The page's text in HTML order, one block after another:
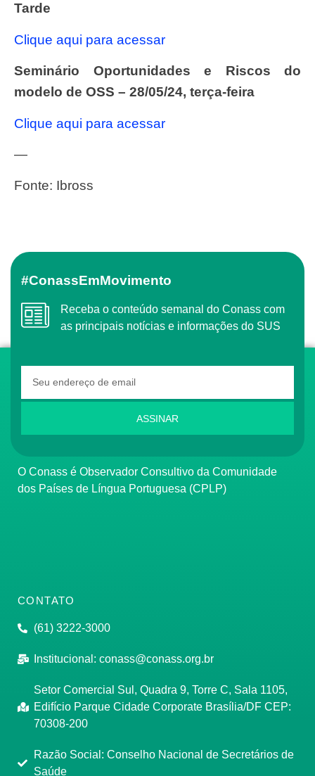
Tarde
Clique aqui para acessar
Seminário Oportunidades e Riscos do
modelo de OSS – 28/05/24, terça-feira
Clique aqui para acessar
—
Fonte: Ibross
#ConassEmMovimento
Receba o conteúdo semanal do Conass com
as principais notícias e informações do SUS
ASSINAR
O Conass é Observador Consultivo da Comunidade
dos Países de Língua Portuguesa (CPLP)
CONTATO
(61) 3222-3000
Institucional: conass@conass.org.br
Setor Comercial Sul, Quadra 9, Torre C, Sala 1105,
Edifício Parque Cidade Corporate Brasília/DF CEP:
70308-200
Razão Social: Conselho Nacional de Secretários de
Saúde